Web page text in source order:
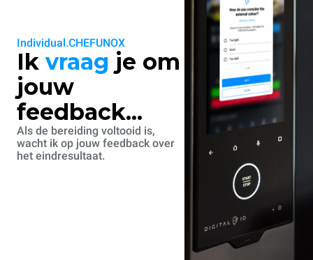
Individual.CHEFUNOX
Ik vraag je om
jouw
feedback...
Als de bereiding voltooid is,
wacht ik op jouw feedback over
het eindresultaat.